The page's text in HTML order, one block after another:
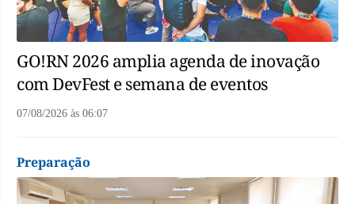
GO!RN 2026 amplia agenda de inovação
com DevFest e semana de eventos
07/08/2026 às 06:07
Preparação